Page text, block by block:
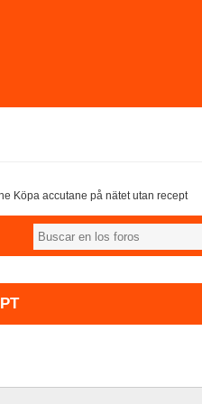
Köpa accutane på nätet utan recept